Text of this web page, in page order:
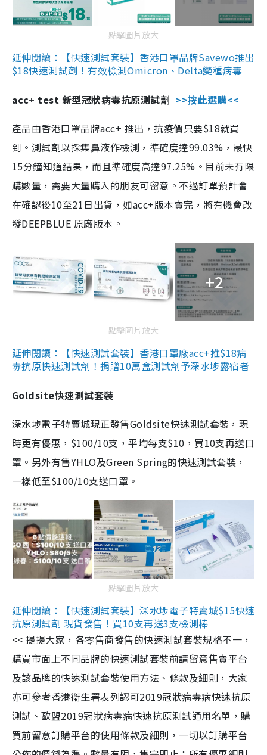
點擊圖片放大
延伸閱讀：【快速測試套裝】香港口罩品牌Savewo推出
$18快速測試劑！有效檢測Omicron、Delta變種病毒
acc+ test 新型冠狀病毒抗原測試劑 >>按此選購<<
產品由香港口罩品牌acc+ 推出，抗疫價只要$18就買
到。測試劑以採集鼻液作檢測，準確度達99.03%，最快
15分鐘知道結果，而且準確度高達97.25%。目前未有限
購數量，需要大量購入的朋友可留意。不過訂單預計會
在確認後10至21日出貨，如acc+版本賣完，將有機會改
發DEEPBLUE 原廠版本。
+2
點擊圖片放大
延伸閱讀：【快速測試套裝】香港口罩廠acc+推$18病
毒抗原快速測試劑！捐贈10萬盒測試劑予深水埗露宿者
Goldsite快速測試套裝
深水埗電子特賣城現正發售Goldsite快速測試套裝，現
時更有優惠，$100/10支，平均每支$10，買10支再送口
罩。另外有售YHLO及Green Spring的快速測試套裝，
一樣低至$100/10支送口罩。
點擊圖片放大
延伸閱讀：【快速測試套裝】深水埗電子特賣城$15快速
抗原測試劑 現貨發售！買10支再送3支檢測棒
<< 提提大家，各零售商發售的快速測試套裝規格不一，
購買市面上不同品牌的快速測試套裝前請留意售賣平台
及該品牌的快速測試套裝使用方法、條款及細則，大家
亦可參考香港衞生署表列認可2019冠狀病毒病快速抗原
測試、歐盟2019冠狀病毒病快速抗原測試通用名單，購
買前留意訂購平台的使用條款及細則，一切以訂購平台